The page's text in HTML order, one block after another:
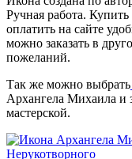
Ручная работа.
оплатить на сайте
можно заказать в
пожеланий.
Так же можно выбрать
Архангела Михаила и
мастерской.